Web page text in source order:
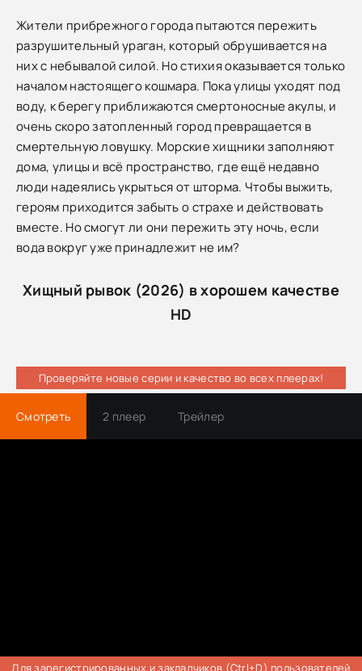
Жители прибрежного города пытаются пережить
разрушительный ураган, который обрушивается на
них с небывалой силой. Но стихия оказывается только
началом настоящего кошмара. Пока улицы уходят под
воду, к берегу приближаются смертоносные акулы, и
очень скоро затопленный город превращается в
смертельную ловушку. Морские хищники заполняют
дома, улицы и всё пространство, где ещё недавно
люди надеялись укрыться от шторма. Чтобы выжить,
героям приходится забыть о страхе и действовать
вместе. Но смогут ли они пережить эту ночь, если
вода вокруг уже принадлежит не им?
Хищный рывок (2026) в хорошем качестве
HD
Проверяйте новые серии и качество во всех плеерах!
Смотреть 2 плеер Трейлер
Для зарегистрированных и закладчиков (Ctrl+D) пользователей